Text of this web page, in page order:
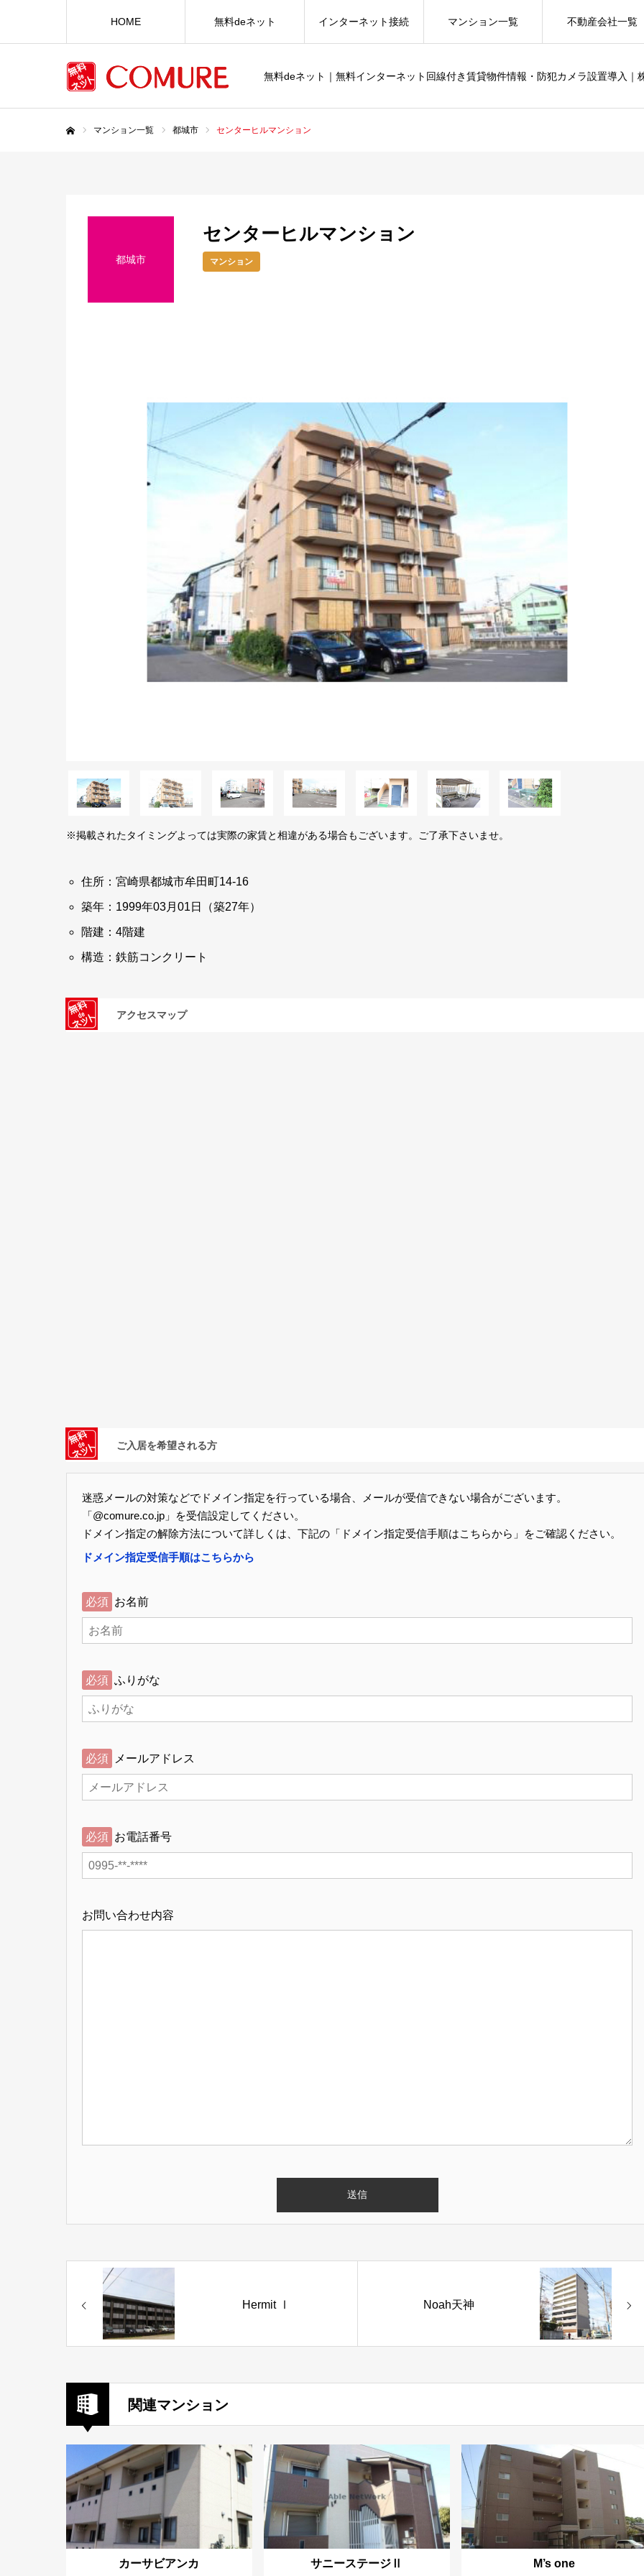
無料deネット｜無料インターネット回線付き賃貸物件情報・防犯カメラ設置導入｜
HOME 無料deネット インターネット接続 マンション一覧 不動産会社一覧
マンション一覧 都城市 センターヒルマンション
都城市
センターヒルマンション
マンション
※掲載されたタイミングよっては実際の家賃と相違がある場合もございます。ご了承下さいませ。
住所：宮崎県都城市牟田町14-16
築年：1999年03月01日（築27年）
階建：4階建
構造：鉄筋コンクリート
アクセスマップ
ご入居を希望される方
迷惑メールの対策などでドメイン指定を行っている場合、メールが受信できない場合がございます。
「@comure.co.jp」を受信設定してください。
ドメイン指定の解除方法について詳しくは、下記の「ドメイン指定受信手順はこちらから」をご確認ください。
ドメイン指定受信手順はこちらから
必須 お名前
必須 ふりがな
必須 メールアドレス
必須 お電話番号
お問い合わせ内容
Hermit Ⅰ Noah天神
関連マンション
カーサビアンカ サニーステージⅡ M’s one